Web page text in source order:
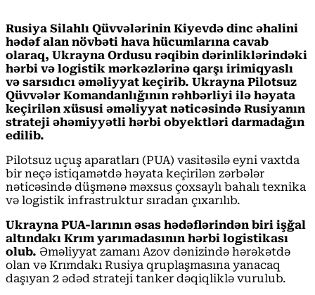
Rusiya Silahlı Qüvvələrinin Kiyevdə dinc əhalini
hədəf alan növbəti hava hücumlarına cavab
olaraq, Ukrayna Ordusu rəqibin dərinliklərindəki
hərbi və logistik mərkəzlərinə qarşı irimiqyaslı
və sarsıdıcı əməliyyat keçirib. Ukrayna Pilotsuz
Qüvvələr Komandanlığının rəhbərliyi ilə həyata
keçirilən xüsusi əməliyyat nəticəsində Rusiyanın
strateji əhəmiyyətli hərbi obyektləri darmadağın
edilib.
Pilotsuz uçuş aparatları (PUA) vasitəsilə eyni vaxtda
bir neçə istiqamətdə həyata keçirilən zərbələr
nəticəsində düşmənə məxsus çoxsaylı bahalı texnika
və logistik infrastruktur sıradan çıxarılıb.
Ukrayna PUA-larının əsas hədəflərindən biri işğal
altındakı Krım yarımadasının hərbi logistikası
olub. Əməliyyat zamanı Azov dənizində hərəkətdə
olan və Krımdakı Rusiya qruplaşmasına yanacaq
daşıyan 2 ədəd strateji tanker dəqiqliklə vurulub.